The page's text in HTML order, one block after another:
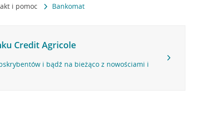
i pomoc Bankomat
Credit Agricole
i bądź na bieżąco z nowościami i